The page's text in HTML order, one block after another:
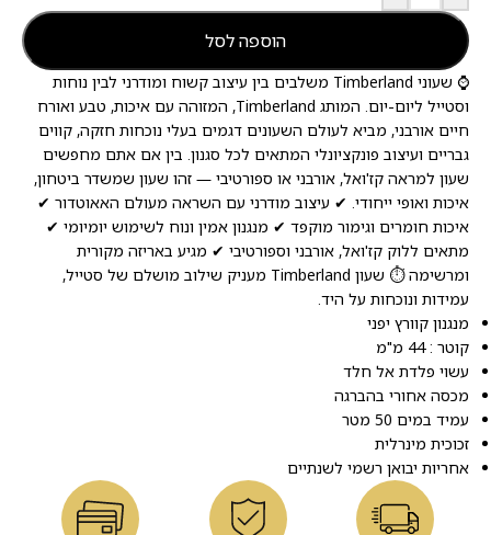
הוספה לסל
⌚ שעוני Timberland משלבים בין עיצוב קשוח ומודרני לבין נוחות
וסטייל ליום-יום. המותג Timberland, המזוהה עם איכות, טבע ואורח
חיים אורבני, מביא לעולם השעונים דגמים בעלי נוכחות חזקה, קווים
גבריים ועיצוב פונקציונלי המתאים לכל סגנון. בין אם אתם מחפשים
שעון למראה קז'ואל, אורבני או ספורטיבי — זהו שעון שמשדר ביטחון,
איכות ואופי ייחודי. ✔ עיצוב מודרני עם השראה מעולם האאוטדור ✔
איכות חומרים וגימור מוקפד ✔ מנגנון אמין ונוח לשימוש יומיומי ✔
מתאים ללוק קז'ואל, אורבני וספורטיבי ✔ מגיע באריזה מקורית
ומרשימה ⏱️ שעון Timberland מעניק שילוב מושלם של סטייל,
עמידות ונוכחות על היד.
מנגנון קוורץ יפני
קוטר : 44 מ"מ
עשוי פלדת אל חלד
מכסה אחורי בהברגה
עמיד במים 50 מטר
זכוכית מינרלית
אחריות יבואן רשמי לשנתיים